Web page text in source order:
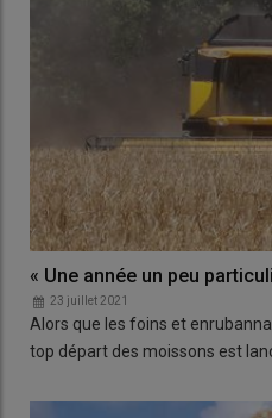
« Une année un peu
23 juillet 2021
Alors que les foins et
top départ des moissons est